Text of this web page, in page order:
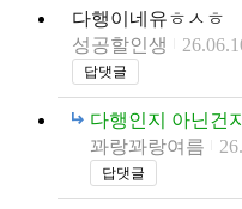
다행이네유ㅎㅅㅎ
성공할인생
답댓글
다행인지 아닌건
꽈랑꽈랑여름
답댓글